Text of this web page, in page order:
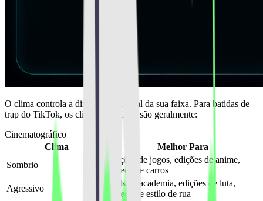
O clima controla a direção emocional da sua faixa. Para batidas de
trap do TikTok, os climas mais úteis são geralmente:
Cinematográfico
Clima
Melhor Para
Sombrio
edições de jogos, edições de anime,
vídeos de carros
Agressivo
reels de academia, edições de luta,
vídeos de estilo de rua